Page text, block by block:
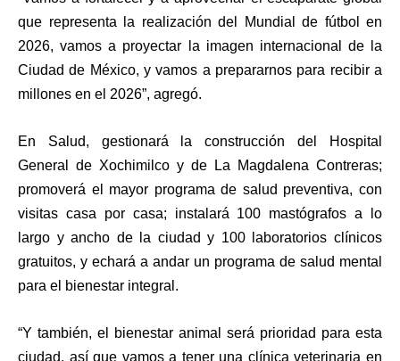
que representa la realización del Mundial de fútbol en
2026, vamos a proyectar la imagen internacional de la
Ciudad de México, y vamos a prepararnos para recibir a
millones en el 2026”, agregó.
En Salud, gestionará la construcción del Hospital
General de Xochimilco y de La Magdalena Contreras;
promoverá el mayor programa de salud preventiva, con
visitas casa por casa; instalará 100 mastógrafos a lo
largo y ancho de la ciudad y 100 laboratorios clínicos
gratuitos, y echará a andar un programa de salud mental
para el bienestar integral.
“Y también, el bienestar animal será prioridad para esta
ciudad, así que vamos a tener una clínica veterinaria en